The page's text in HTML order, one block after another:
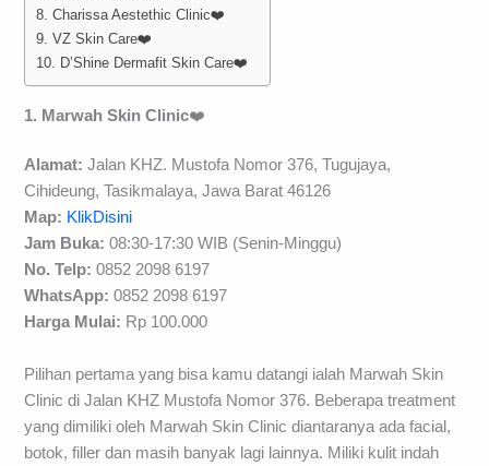
8. Charissa Aestethic Clinic❤️
9. VZ Skin Care❤️
10. D’Shine Dermafit Skin Care❤️
1. Marwah Skin Clinic❤️
Alamat: Jalan KHZ. Mustofa Nomor 376, Tugujaya,
Cihideung, Tasikmalaya, Jawa Barat 46126
Map: KlikDisini
Jam Buka: 08:30-17:30 WIB (Senin-Minggu)
No. Telp: 0852 2098 6197
WhatsApp: 0852 2098 6197
Harga Mulai: Rp 100.000
Pilihan pertama yang bisa kamu datangi ialah Marwah Skin
Clinic di Jalan KHZ Mustofa Nomor 376. Beberapa treatment
yang dimiliki oleh Marwah Skin Clinic diantaranya ada facial,
botok, filler dan masih banyak lagi lainnya. Miliki kulit indah